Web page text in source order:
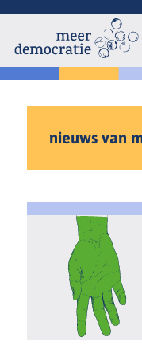
Overslaan
naar
de
inhoud
nieuws van